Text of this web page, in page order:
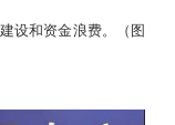
设和资金浪费。（图